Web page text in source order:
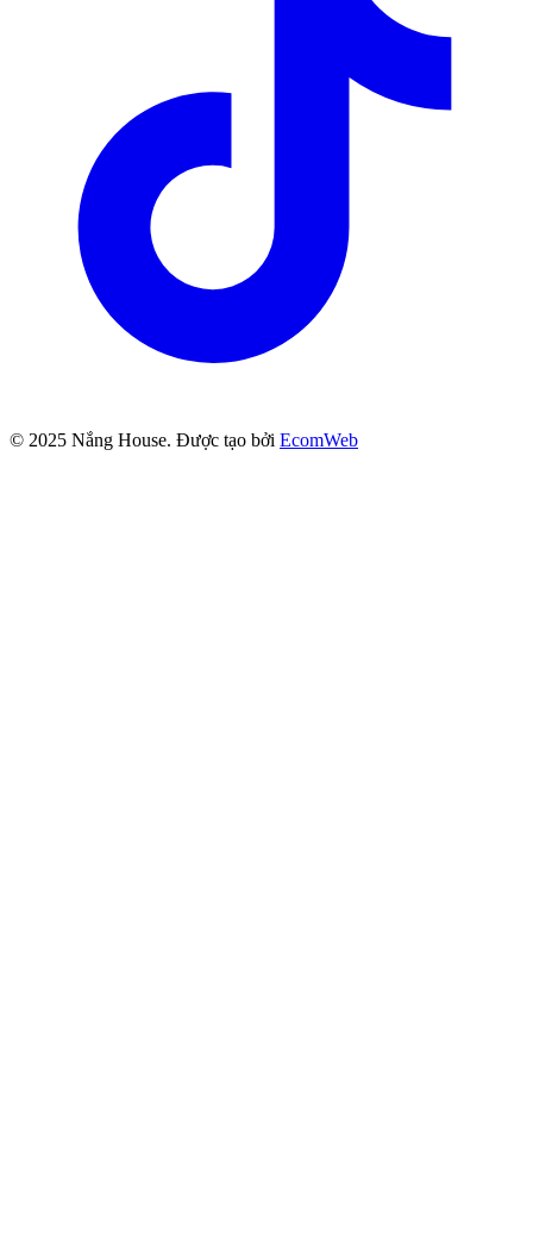
© 2025 Nắng House. Được tạo bởi EcomWeb